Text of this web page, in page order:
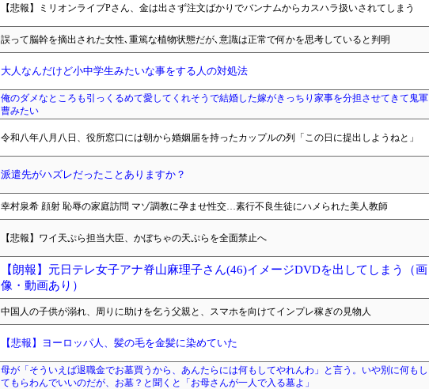
【悲報】ミリオンライブPさん、金は出さず注文ばかりでバンナムからカスハラ扱いされてしまう
誤って脳幹を摘出された女性､重篤な植物状態だが､意識は正常で何かを思考していると判明
大人なんだけど小中学生みたいな事をする人の対処法
俺のダメなところも引っくるめて愛してくれそうで結婚した嫁がきっちり家事を分担させてきて鬼軍
曹みたい
令和八年八月八日、役所窓口には朝から婚姻届を持ったカップルの列「この日に提出しようねと」
派遣先がハズレだったことありますか？
幸村泉希 顔射 恥辱の家庭訪問 マゾ調教に孕ませ性交…素行不良生徒にハメられた美人教師
【悲報】ワイ天ぷら担当大臣、かぼちゃの天ぷらを全面禁止へ
【朗報】元日テレ女子アナ脊山麻理子さん(46)イメージDVDを出してしまう（画
像・動画あり）
中国人の子供が溺れ、周りに助けを乞う父親と、スマホを向けてインプレ稼ぎの見物人
【悲報】ヨーロッパ人、髪の毛を金髪に染めていた
母が「そういえば退職金でお墓買うから、あんたらには何もしてやれんわ」と言う。いや別に何もし
てもらわんでいいのだが、お墓？と聞くと「お母さんが一人で入る墓よ」